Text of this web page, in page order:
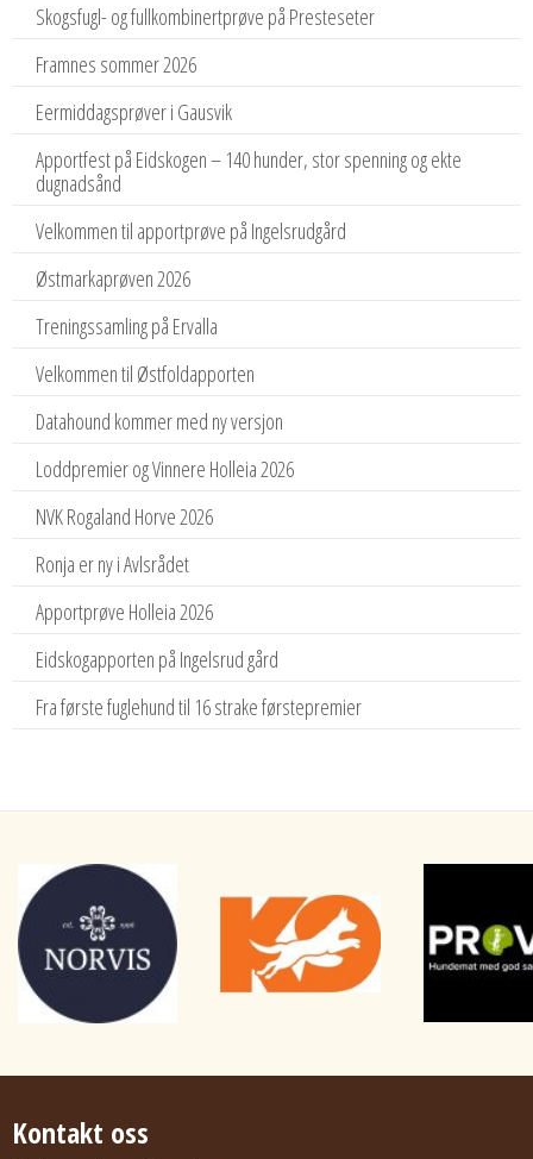
Skogsfugl- og fullkombinertprøve på Presteseter
Framnes sommer 2026
Eermiddagsprøver i Gausvik
Apportfest på Eidskogen – 140 hunder, stor spenning og ekte
dugnadsånd
Velkommen til apportprøve på Ingelsrudgård
Østmarkaprøven 2026
Treningssamling på Ervalla
Velkommen til Østfoldapporten
Datahound kommer med ny versjon
Loddpremier og Vinnere Holleia 2026
NVK Rogaland Horve 2026
Ronja er ny i Avlsrådet
Apportprøve Holleia 2026
Eidskogapporten på Ingelsrud gård
Fra første fuglehund til 16 strake førstepremier
Kontakt oss